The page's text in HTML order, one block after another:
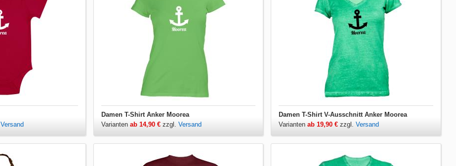
Versand
Damen T-Shirt Anker Moorea
Varianten ab 14,90 €zzgl. Versand
Damen T-Shirt V-Ausschnitt Anker Moorea
Variantenab 19,90 € zzgl.Versand